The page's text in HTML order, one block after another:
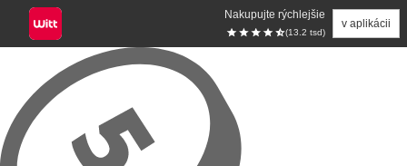
Nakupujte rýchlejšie
(13.2 tsd)
v aplikácii
Prejsť na hlavný obsah